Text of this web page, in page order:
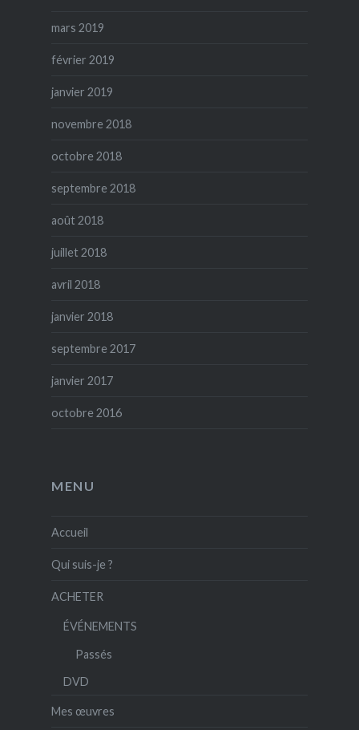
mars 2019
février 2019
janvier 2019
novembre 2018
octobre 2018
septembre 2018
août 2018
juillet 2018
avril 2018
janvier 2018
septembre 2017
janvier 2017
octobre 2016
MENU
Accueil
Qui suis-je ?
ACHETER
ÉVÉNEMENTS
Passés
DVD
Mes œuvres